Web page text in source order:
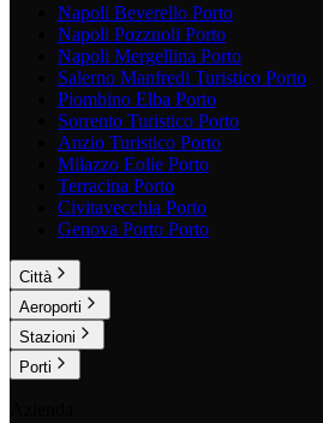
Napoli Beverello Porto
Napoli Pozzuoli Porto
Napoli Mergellina Porto
Salerno Manfredi Turistico Porto
Piombino Elba Porto
Sorrento Turistico Porto
Anzio Turistico Porto
Milazzo Eolie Porto
Terracina Porto
Civitavecchia Porto
Genova Porto Porto
Città
Aeroporti
Stazioni
Porti